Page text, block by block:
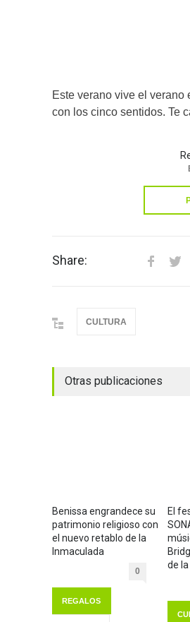
Este verano vive el verano
con los cinco sentidos. Te
Share:
CULTURA
Otras publicaciones
Benissa engrandece su
patrimonio religioso con
el nuevo retablo de la
Inmaculada
0
REGALOS
El
de